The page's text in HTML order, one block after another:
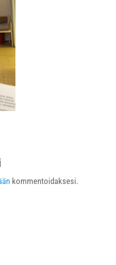
kommentoidaksesi.